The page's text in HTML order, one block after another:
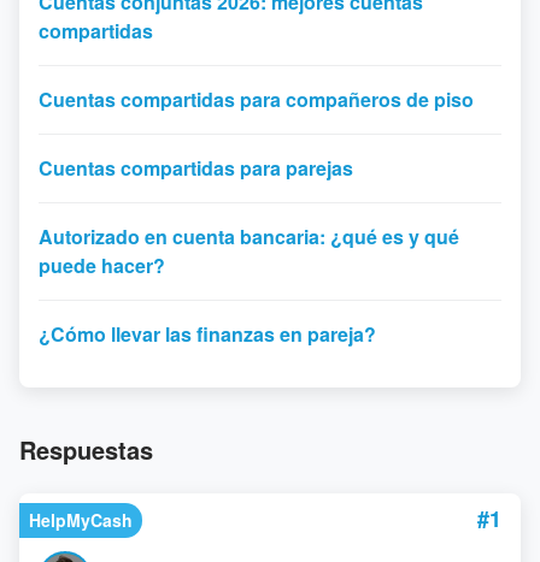
compartidas
Cuentas compartidas para compañeros de piso
Cuentas compartidas para parejas
Autorizado en cuenta bancaria: ¿qué es y qué
puede hacer?
¿Cómo llevar las finanzas en pareja?
Respuestas
HelpMyCash #1